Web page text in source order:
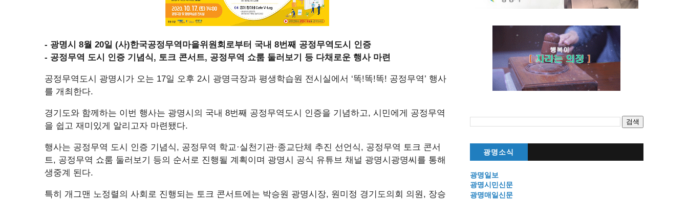
- 광명시 8월 20일 (사)한국공정무역마을위원회로부터 국내 8번째 공정무역도시 인증
- 공정무역 도시 인증 기념식, 토크 콘서트, 공정무역 쇼룸 둘러보기 등 다채로운 행사 마련
공정무역도시 광명시가 오는 17일 오후 2시 광명극장과 평생학습원 전시실에서 ‘똑!똑!똑! 공정무역’ 행사
를 개최한다.
경기도와 함께하는 이번 행사는 광명시의 국내 8번째 공정무역도시 인증을 기념하고, 시민에게 공정무역
을 쉽고 재미있게 알리고자 마련됐다.
행사는 공정무역 도시 인증 기념식, 공정무역 학교·실천기관·종교단체 추진 선언식, 공정무역 토크 콘서
트, 공정무역 쇼룸 둘러보기 등의 순서로 진행될 계획이며 광명시 공식 유튜브 채널 광명시광명씨를 통해
생중계 된다.
특히 개그맨 노정렬의 사회로 진행되는 토크 콘서트에는 박승원 광명시장, 원미정 경기도의회 의원, 장승
광명소식
광명일보
광명시민신문
광명매일신문